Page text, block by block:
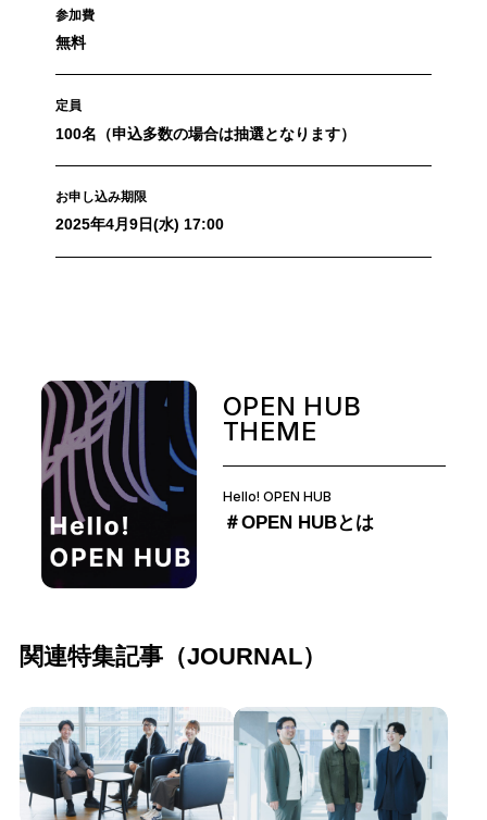
参加費
無料
定員
100名（申込多数の場合は抽選となります）
お申し込み期限
2025年4月9日(水) 17:00
OPEN HUB
THEME
Hello! OPEN HUB
＃OPEN HUBとは
関連特集記事（JOURNAL）